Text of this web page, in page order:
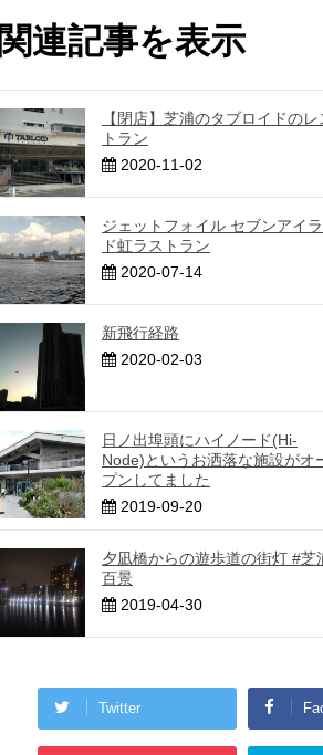
関連記事を表示
【閉店】芝浦のタブロイドのレ
トラン
2020-11-02
ジェットフォイル セブンアイ
ド虹ラストラン
2020-07-14
新飛行経路
2020-02-03
日ノ出埠頭にハイノード(Hi-
Node)というお洒落な施設がオ
プンしてました
2019-09-20
夕凪橋からの遊歩道の街灯 #芝
百景
2019-04-30
Twitter